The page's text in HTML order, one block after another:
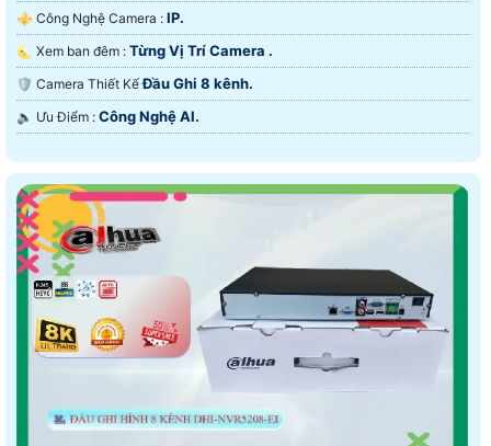
⚜️ Công Nghệ Camera : IP.
🌜 Xem ban đêm : Từng Vị Trí Camera .
🛡 Camera Thiết KếĐầu Ghi 8 kênh.
️🔈 Ưu Điểm : Công Nghệ AI.